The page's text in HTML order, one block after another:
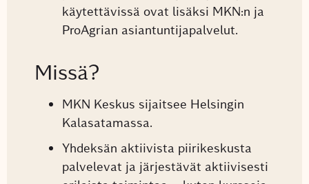
käytettävissä ovat lisäksi MKN:n ja
ProAgrian asiantuntijapalvelut.
Missä?
MKN Keskus sijaitsee Helsingin
Kalasatamassa.
Yhdeksän aktiivista piirikeskusta
palvelevat ja järjestävät aktiivisesti